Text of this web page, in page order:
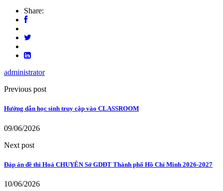
Share:
administrator
Previous post
Hướng dẫn học sinh truy cập vào CLASSROOM
09/06/2026
Next post
Đáp án đề thi Hoá CHUYÊN Sở GDĐT Thành phố Hồ Chí Minh 2026-2027
10/06/2026